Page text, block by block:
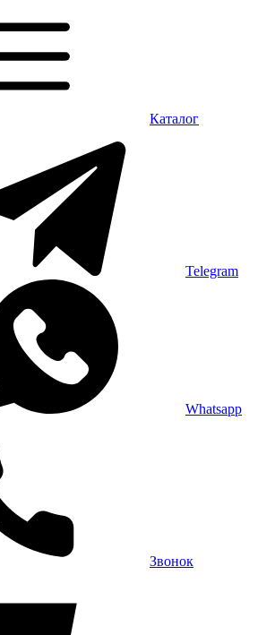
Каталог
Telegram
Whatsapp
Звонок